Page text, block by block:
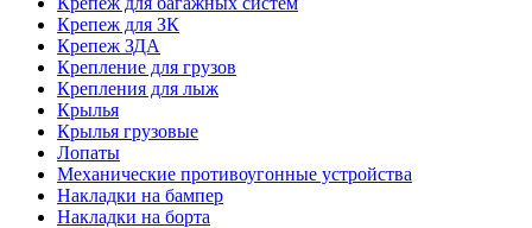
Крепеж для ЗК
Крепеж ЗДА
Крепление для грузов
Крепления для лыж
Крылья
Крылья грузовые
Лопаты
Механические противоугонные устройства
Накладки на бампер
Накладки на борта